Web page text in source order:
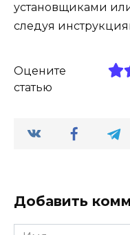
установщиками
следуя
Оцените
статью
Добавить
Имя